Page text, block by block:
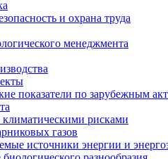
и охрана труда
менеджмента
показатели по зарубежным
рисками
газов
источники энергии и